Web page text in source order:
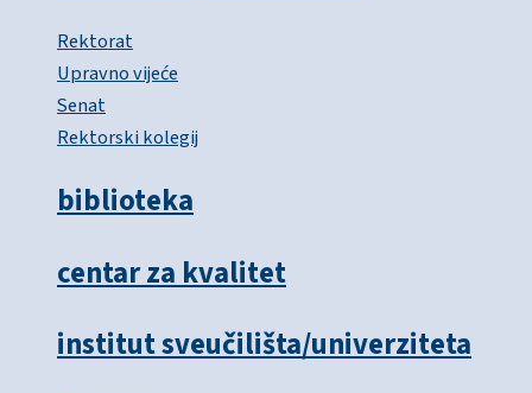
Rektorat
Upravno vijeće
Senat
Rektorski kolegij
biblioteka
centar za kvalitet
institut sveučilišta/univerziteta